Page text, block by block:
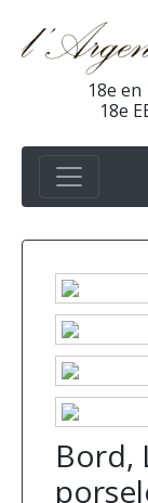
18e en
18e
Bord,